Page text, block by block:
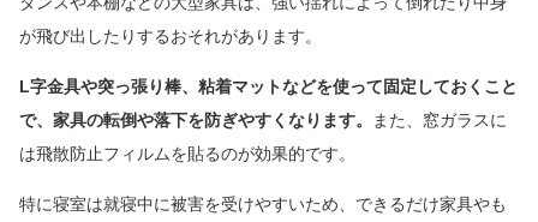
が飛び出したりするおそれがあります。
L字金具や突っ張り棒、粘着マットなどを使って固定しておくこと
で、家具の転倒や落下を防ぎやすくなります。
また、窓ガラスに
は飛散防止フィルムを貼るのが効果的です。
特に寝室は就寝中に被害を受けやすいため、できるだけ家具やも